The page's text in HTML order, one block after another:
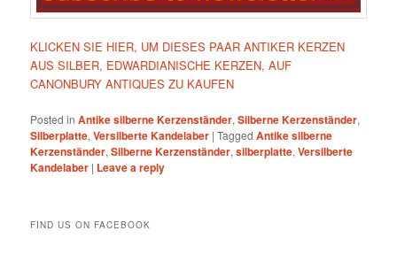
KLICKEN SIE HIER, UM DIESES PAAR ANTIKER KERZEN
AUS SILBER, EDWARDIANISCHE KERZEN, AUF
CANONBURY ANTIQUES ZU KAUFEN
Posted in Antike silberne Kerzenständer,Silberne Kerzenständer,
Silberplatte,Versilberte Kandelaber |Tagged Antike silberne
Kerzenständer,Silberne Kerzenständer,silberplatte,Versilberte
Kandelaber | Leave a reply
FIND US ON FACEBOOK